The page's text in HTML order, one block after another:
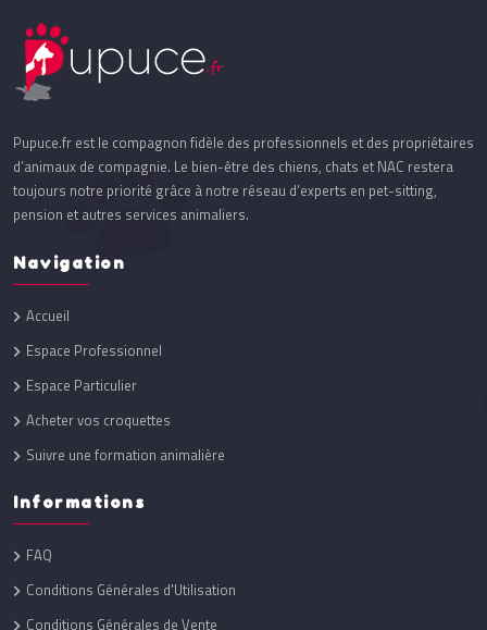
Pupuce.fr est le compagnon fidèle des professionnels et des propriétaires
d’animaux de compagnie. Le bien-être des chiens, chats et NAC restera
toujours notre priorité grâce à notre réseau d’experts en pet-sitting,
pension et autres services animaliers.
Navigation
Accueil
Espace Professionnel
Espace Particulier
Acheter vos croquettes
Suivre une formation animalière
Informations
FAQ
Conditions Générales d'Utilisation
Conditions Générales de Vente